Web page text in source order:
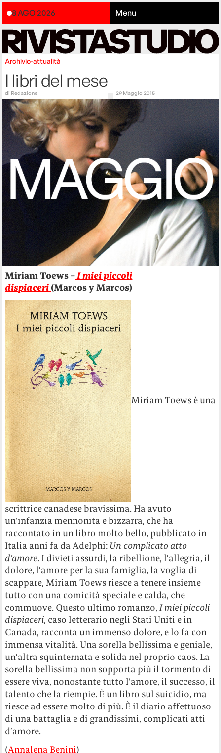
8 AGO 2026 Menu
Archivio-attualità
I libri del mese
di Redazione 29 Maggio 2015
Miriam Toews –I miei piccoli
dispiaceri (Marcos y Marcos)
Miriam Toews è una
scrittrice canadese bravissima. Ha avuto
un’infanzia mennonita e bizzarra, che ha
raccontato in un libro molto bello, pubblicato in
Italia anni fa da Adelphi: Un complicato atto
d’amore. I divieti assurdi, la ribellione, l’allegria, il
dolore, l’amore per la sua famiglia, la voglia di
scappare, Miriam Toews riesce a tenere insieme
tutto con una comicità speciale e calda, che
commuove. Questo ultimo romanzo,I miei piccoli
dispiaceri, caso letterario negli Stati Uniti e in
Canada, racconta un immenso dolore, e lo fa con
immensa vitalità. Una sorella bellissima e geniale,
un’altra squinternata e solida nel proprio caos. La
sorella bellissima non sopporta più il tormento di
essere viva, nonostante tutto l’amore, il successo, il
talento che la riempie. È un libro sul suicidio, ma
riesce ad essere molto di più. È il diario affettuoso
di una battaglia e di grandissimi, complicati atti
d’amore.
(Annalena Benini)